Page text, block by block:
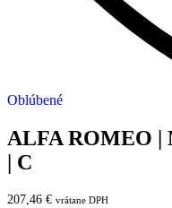
Oblúbené
ALFA ROMEO |
| C
207,46 € vrátane DPH